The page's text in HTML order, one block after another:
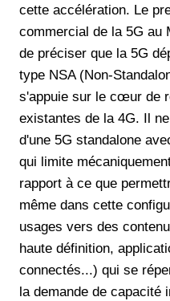
cette accélération. Le
commercial de la 5G au
de préciser que la 5G
type NSA (Non-
s'appuie sur le cœur de
existantes de la 4G. Il
d'une 5G standalone
qui limite
rapport à ce que
même dans cette
usages vers des
haute définition,
connectés...) qui se
la demande de capacité